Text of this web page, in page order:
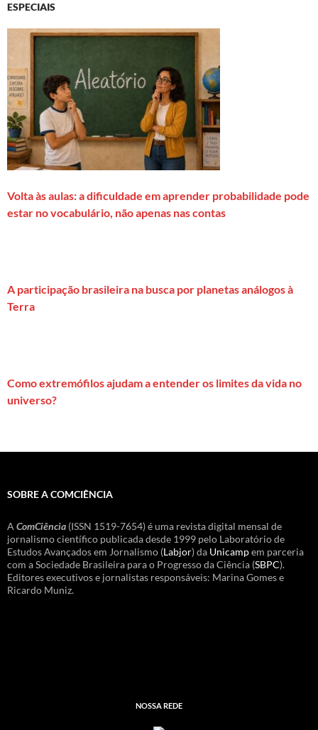
ESPECIAIS
Volta às aulas: a dificuldade em aprender probabilidade pode
estar no vocabulário, não apenas nas contas
A participação brasileira na busca por planetas análogos à
Terra
Como extremófilos ajudam a entender os limites da vida no
universo?
SOBRE A COMCIÊNCIA
A ComCiência (ISSN 1519-7654) é uma revista digital mensal de
jornalismo científico publicada desde 1999 pelo Laboratório de
Estudos Avançados em Jornalismo (Labjor) da Unicampem parceria
com a Sociedade Brasileira para o Progresso da Ciência (SBPC).
Editores executivos e jornalistas responsáveis: Marina Gomes e
Ricardo Muniz.
NOSSA REDE